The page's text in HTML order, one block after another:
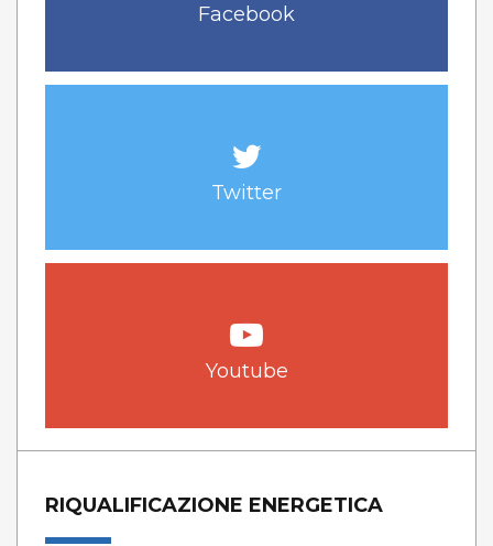
Facebook
Twitter
Youtube
RIQUALIFICAZIONE ENERGETICA